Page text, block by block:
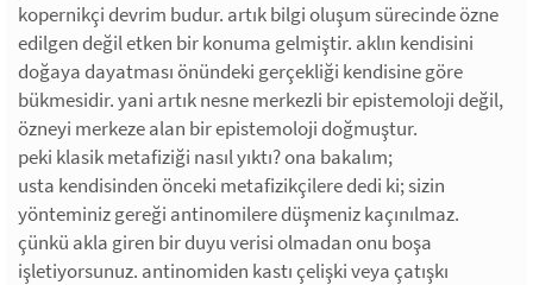
kopernikçi devrim budur. artık bilgi oluşum sürecinde özne
edilgen değil etken bir konuma gelmiştir. aklın kendisini
doğaya dayatması önündeki gerçekliği kendisine göre
bükmesidir. yani artık nesne merkezli bir epistemoloji değil,
özneyi merkeze alan bir epistemoloji doğmuştur.
peki klasik metafiziği nasıl yıktı? ona bakalım;
usta kendisinden önceki metafizikçilere dedi ki; sizin
yönteminiz gereği antinomilere düşmeniz kaçınılmaz.
çünkü akla giren bir duyu verisi olmadan onu boşa
işletiyorsunuz. antinomiden kastı çelişki veya çatışkı